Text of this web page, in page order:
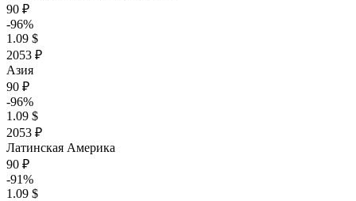
90 ₽
-96%
1.09 $
2053 ₽
Азия
90 ₽
-96%
1.09 $
2053 ₽
Латинская Америка
90 ₽
-91%
1.09 $